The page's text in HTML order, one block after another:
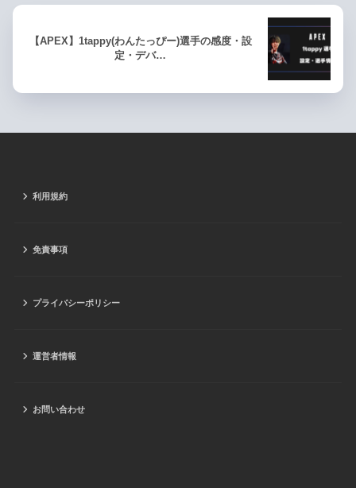
【APEX】1tappy(わんたっぴー)選手の感度・設
定・デバ…
利用規約
免責事項
プライバシーポリシー
運営者情報
お問い合わせ